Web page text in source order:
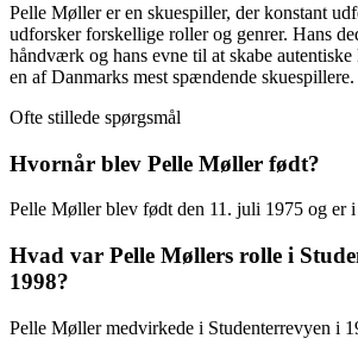
Pelle Møller er en skuespiller, der konstant
udforsker forskellige roller og genrer. Hans
håndværk og hans evne til at skabe
en af Danmarks mest spændende skuespillere.
Ofte stillede spørgsmål
Hvornår blev Pelle Møller født?
Pelle Møller blev født den 11. juli 1975 og er i
Hvad var Pelle Møllers rolle i
1998?
Pelle Møller medvirkede i Studenterrevyen i